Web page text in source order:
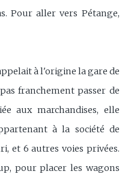
Pour aller vers Pétange,
à l'origine la gare de
franchement passer de
aux marchandises, elle
à la société de
et 6 autres voies privées.
pour placer les wagons